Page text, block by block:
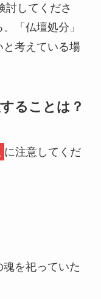
討してくださ
「仏壇処分」
考えている場
ることは？
に注意してくだ
を祀っていた